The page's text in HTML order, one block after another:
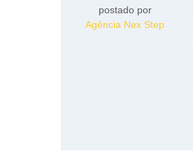
postado por
Agência Nex Step